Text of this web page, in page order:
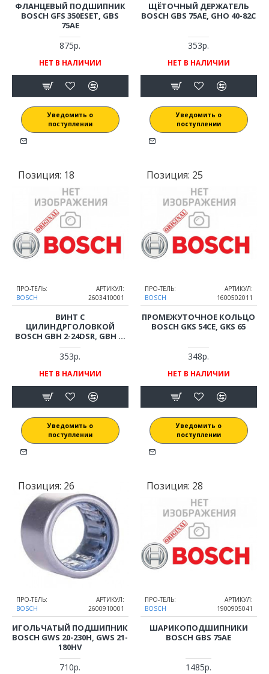
ФЛАНЦЕВЫЙ ПОДШИПНИК
BOSCH GFS 350ESET, GBS
75AE
875р.
НЕТ В НАЛИЧИИ
Уведомить о
поступлении
ЩЁТОЧНЫЙ ДЕРЖАТЕЛЬ
BOSCH GBS 75AE, GHO 40-82C
353р.
НЕТ В НАЛИЧИИ
Уведомить о
поступлении
Позиция: 18
ПРО-ТЕЛЬ:
BOSCH
АРТИКУЛ:
2603410001
ВИНТ С
ЦИЛИНДРГОЛОВКОЙ
BOSCH GBH 2-24DSR, GBH 3-
28DRE
353р.
НЕТ В НАЛИЧИИ
Уведомить о
поступлении
Позиция: 25
ПРО-ТЕЛЬ:
BOSCH
АРТИКУЛ:
1600502011
ПРОМЕЖУТОЧНОЕ КОЛЬЦО
BOSCH GKS 54CE, GKS 65
348р.
НЕТ В НАЛИЧИИ
Уведомить о
поступлении
Позиция: 26
ПРО-ТЕЛЬ:
BOSCH
АРТИКУЛ:
2600910001
ИГОЛЬЧАТЫЙ ПОДШИПНИК
BOSCH GWS 20-230H, GWS 21-
180HV
710р.
Позиция: 28
ПРО-ТЕЛЬ:
BOSCH
АРТИКУЛ:
1900905041
ШАРИКОПОДШИПНИКИ
BOSCH GBS 75AE
1485р.